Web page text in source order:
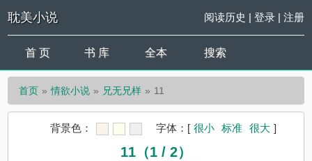
耽美小说 阅读历史 | 登录| 注册
首 页 书 库 全本 搜索
首页 情欲小说 兄无兄样 11
背景色： 字体： [ 很小 标准 很大 ]
11（1 / 2）